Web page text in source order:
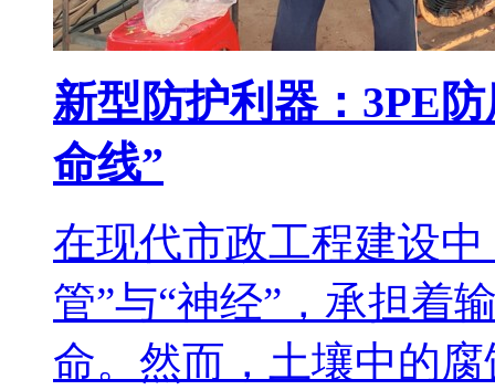
新型防护利器：3PE
命线”
在现代市政工程建设
管”与“神经”，承担着
命。然而，土壤中的